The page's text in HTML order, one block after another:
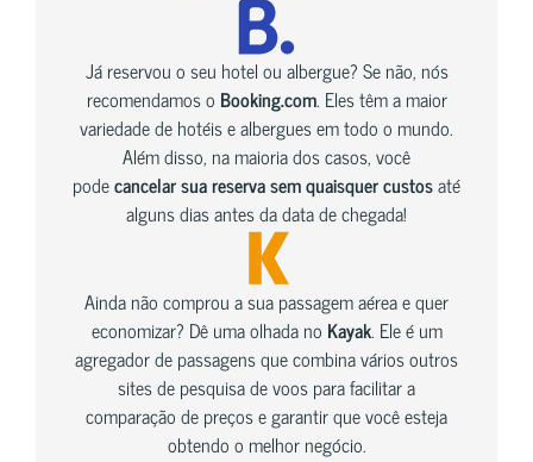
Já reservou o seu hotel ou albergue? Se não, nós
recomendamos o Booking.com. Eles têm a maior
variedade de hotéis e albergues em todo o mundo.
Além disso, na maioria dos casos, você
podecancelar sua reserva sem quaisquer custosaté
alguns dias antes da data de chegada!
Ainda não comprou a sua passagem aérea e quer
economizar? Dê uma olhada no Kayak. Ele é um
agregador de passagens que combina vários outros
sites de pesquisa de voos para facilitar a
comparação de preços e garantir que você esteja
obtendo o melhor negócio.